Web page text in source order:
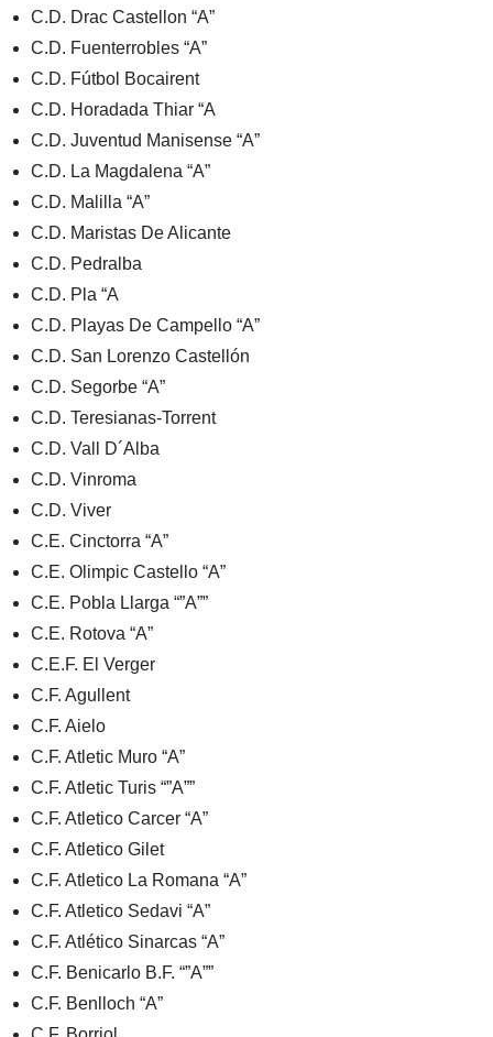
C.D. Drac Castellon “A”
C.D. Fuenterrobles “A”
C.D. Fútbol Bocairent
C.D. Horadada Thiar “A
C.D. Juventud Manisense “A”
C.D. La Magdalena “A”
C.D. Malilla “A”
C.D. Maristas De Alicante
C.D. Pedralba
C.D. Pla “A
C.D. Playas De Campello “A”
C.D. San Lorenzo Castellón
C.D. Segorbe “A”
C.D. Teresianas-Torrent
C.D. Vall D´Alba
C.D. Vinroma
C.D. Viver
C.E. Cinctorra “A”
C.E. Olimpic Castello “A”
C.E. Pobla Llarga “”A””
C.E. Rotova “A”
C.E.F. El Verger
C.F. Agullent
C.F. Aielo
C.F. Atletic Muro “A”
C.F. Atletic Turis “”A””
C.F. Atletico Carcer “A”
C.F. Atletico Gilet
C.F. Atletico La Romana “A”
C.F. Atletico Sedavi “A”
C.F. Atlético Sinarcas “A”
C.F. Benicarlo B.F. “”A””
C.F. Benlloch “A”